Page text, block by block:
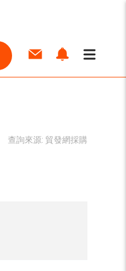
查詢來源: 貿發網採購